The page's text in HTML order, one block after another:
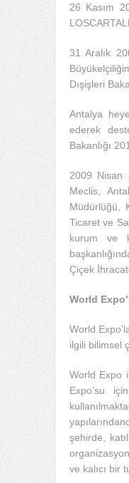
26 Kasım
31 Aralık
Dışişleri
Antalya
ederek
Bakanlığı
2009 Nisan
Meclis,
Müdürlüğü,
Ticaret ve
kurum ve
Çiçek
World
World
ilgili bilimsel
World Expo
Expo’su
şehirde,
ve kalıcı bir